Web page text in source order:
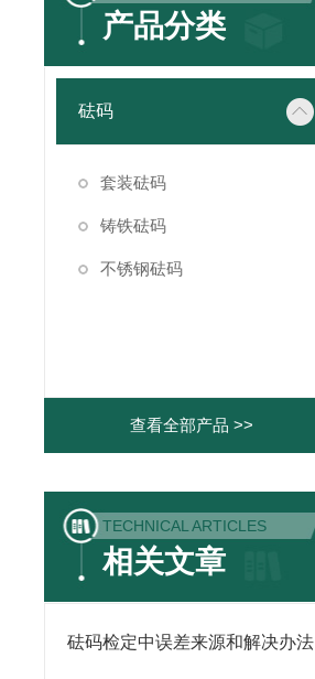
产品分类
砝码
套装砝码
铸铁砝码
不锈钢砝码
查看全部产品 >>
TECHNICAL ARTICLES
相关文章
砝码检定中误差来源和解决办法